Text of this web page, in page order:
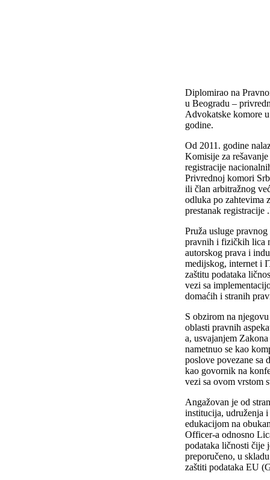
Diplomirao na
u Beogradu –
Advokatske komore
godine.
Od 2011. godine
Komisije za
registracije
Privrednoj komori
ili član arbitražnog
odluka po zahtevima
prestanak registracije
Pruža usluge
pravnih i fizičkih lica
autorskog prava i
medijskog, internet i
zaštitu podataka
vezi sa
domaćih i stranih
S obzirom na
oblasti pravnih
a, usvajanjem
nametnuo se kao
poslove povezane sa
kao govornik na
vezi sa ovom vrstom
Angažovan je od
institucija, udruženja
edukacijom na
Officer-a odnosno
podataka ličnosti čije
preporučeno, u
zaštiti podataka EU